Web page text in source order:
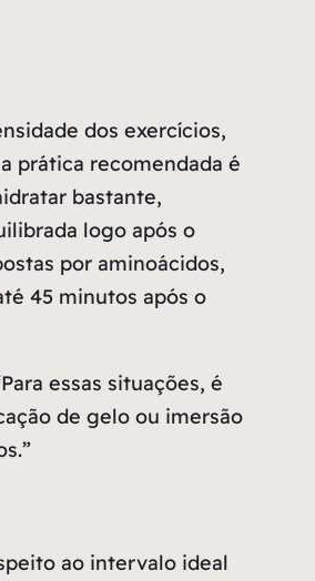
dos exercícios,
prática recomendada é
bastante,
logo após o
por aminoácidos,
45 minutos após o
essas situações, é
de gelo ou imersão
ao intervalo ideal